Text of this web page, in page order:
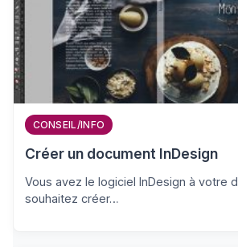
CONSEIL/INFO
Créer un document InDesign
Vous avez le logiciel InDesign à votre
souhaitez créer…